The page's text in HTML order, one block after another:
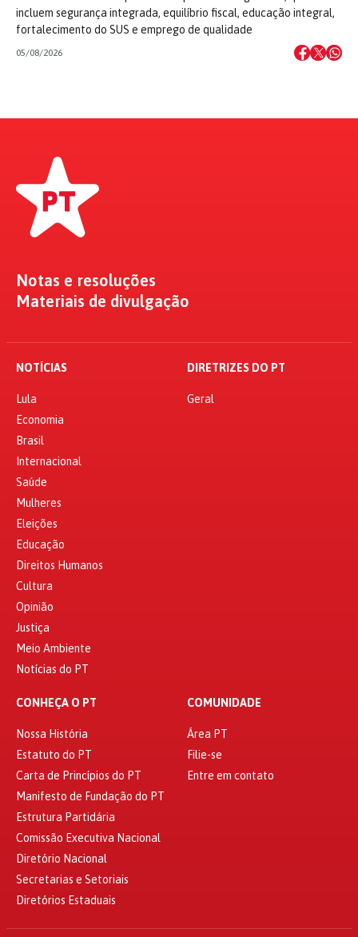
incluem segurança integrada, equilíbrio fiscal, educação integral,
fortalecimento do SUS e emprego de qualidade
05/08/2026
Notas e resoluções
Materiais de divulgação
NOTÍCIAS
Lula
Economia
Brasil
Internacional
Saúde
Mulheres
Eleições
Educação
Direitos Humanos
Cultura
Opinião
Justiça
Meio Ambiente
Notícias do PT
DIRETRIZES DO PT
Geral
CONHEÇA O PT
Nossa História
Estatuto do PT
Carta de Princípios do PT
Manifesto de Fundação do PT
Estrutura Partidária
Comissão Executiva Nacional
Diretório Nacional
Secretarias e Setoriais
Diretórios Estaduais
COMUNIDADE
Área PT
Filie-se
Entre em contato